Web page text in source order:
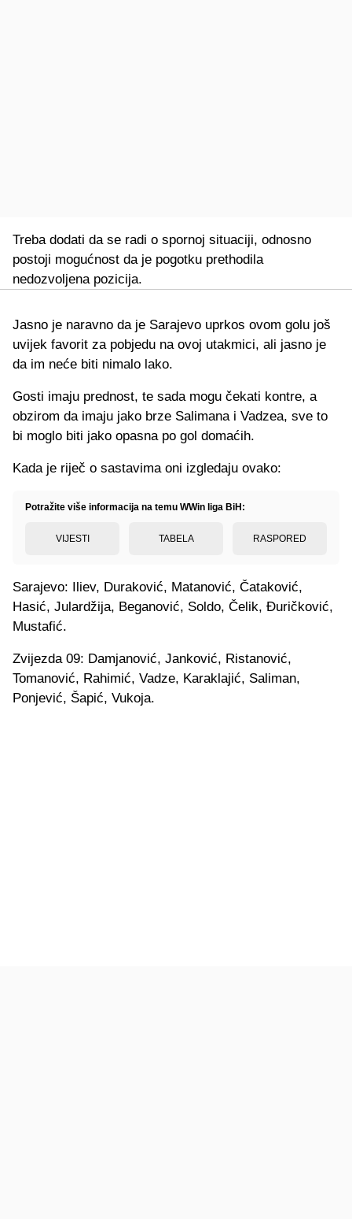
Treba dodati da se radi o spornoj situaciji, odnosno
postoji mogućnost da je pogotku prethodila
nedozvoljena pozicija.
Jasno je naravno da je Sarajevo uprkos ovom golu još
uvijek favorit za pobjedu na ovoj utakmici, ali jasno je
da im neće biti nimalo lako.
Gosti imaju prednost, te sada mogu čekati kontre, a
obzirom da imaju jako brze Salimana i Vadzea, sve to
bi moglo biti jako opasna po gol domaćih.
Kada je riječ o sastavima oni izgledaju ovako:
Potražite više informacija na temu WWin liga BiH:
VIJESTI TABELA RASPORED
Sarajevo: Iliev, Duraković, Matanović, Čataković,
Hasić, Julardžija, Beganović, Soldo, Čelik, Đuričković,
Mustafić.
Zvijezda 09: Damjanović, Janković, Ristanović,
Tomanović, Rahimić, Vadze, Karaklajić, Saliman,
Ponjević, Šapić, Vukoja.